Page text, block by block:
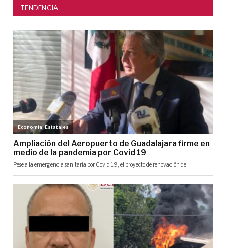
TENDENCIA